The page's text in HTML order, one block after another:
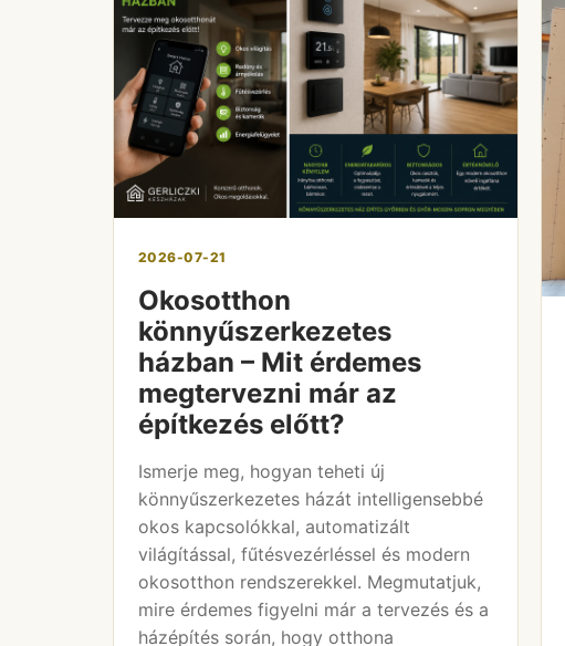
2026-07-21
Okosotthon
könnyűszerkezetes
házban – Mit érdemes
megtervezni már az
építkezés előtt?
Ismerje meg, hogyan teheti új
könnyűszerkezetes házát intelligensebbé
okos kapcsolókkal, automatizált
világítással, fűtésvezérléssel és modern
okosotthon rendszerekkel. Megmutatjuk,
mire érdemes figyelni már a tervezés és a
házépítés során, hogy otthona